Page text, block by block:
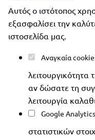
Copyright 2019-
reserved| Όροι
Αυτός ο ιστότοπος
εξασφαλίσει την
ιστοσελίδα μας.
Αναγκαία
λειτουργικότητα
αν δώσατε τη
λειτουργία
Google Analytics
στατιστικών